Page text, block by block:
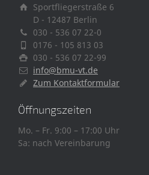
Sportfliegerstraße 6
D - 12487 Berlin
030 - 536 07 22-0
0176 - 105 813 03
030 - 536 07 22-99
info@bmu-vt.de
Zum Kontaktformular
Öffnungszeiten
Mo. – Fr. 9:00 – 17:00 Uhr
Sa: nach Vereinbarung